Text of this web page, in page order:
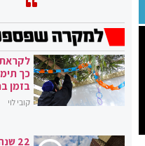
לקראת
כך
בזמן
קובי לוי
22